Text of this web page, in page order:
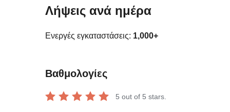
Λήψεις ανά ημέρα
Ενεργές εγκαταστάσεις: 1,000+
Βαθμολογίες
5 out of 5 stars.